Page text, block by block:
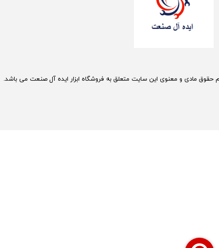
حقوق مادی و معنوی این سایت متعلق به فروشگاه ابزار ایده آل صنعت می باشد.